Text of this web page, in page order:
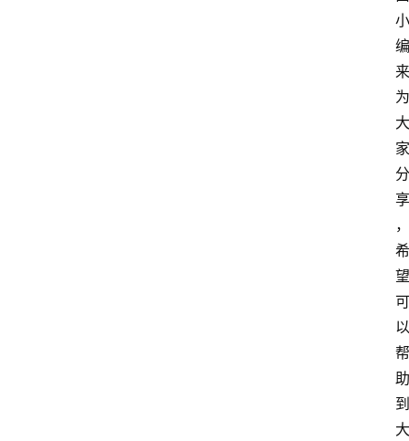
小
编
来
为
大
家
分
享
，
希
望
可
以
帮
助
到
大